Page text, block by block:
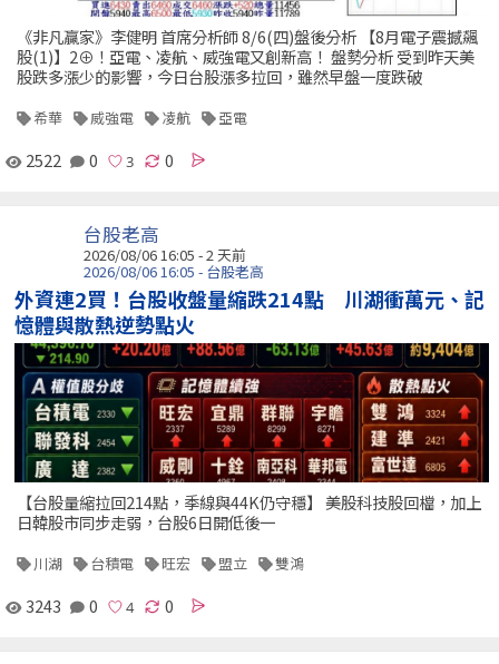
《非凡贏家》李健明 首席分析師 8/6(四)盤後分析 【8月電子震撼飆
股(1)】2⊕！亞電、凌航、威強電又創新高！ 盤勢分析 受到昨天美
股跌多漲少的影響，今日台股漲多拉回，雖然早盤一度跌破
希華 威強電 凌航 亞電
2522 0 0
台股老高
2026/08/06 16:05 - 2 天前
2026/08/06 16:05 - 台股老高
外資連2買！台股收盤量縮跌214點 川湖衝萬元、記
憶體與散熱逆勢點火
【台股量縮拉回214點，季線與44K仍守穩】 美股科技股回檔，加上
日韓股市同步走弱，台股6日開低後一
川湖 台積電 旺宏 盟立 雙鴻
3243 0 0